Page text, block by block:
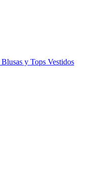
Blusas y Tops Vestidos